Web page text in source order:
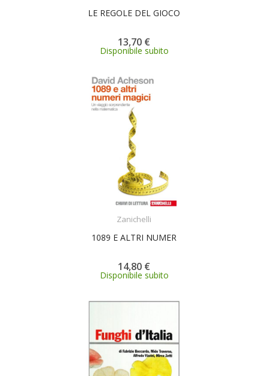
LE REGOLE DEL GIOCO
13,70 €
Disponibile subito
Zanichelli
1089 E ALTRI NUMER
14,80 €
Disponibile subito